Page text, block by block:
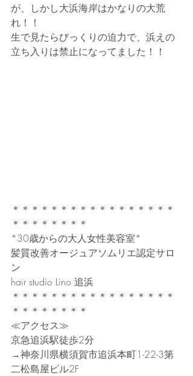
が、しかし大浜海岸はかなりの大荒
れ！！
生で見たらびっくりの迫力で、浜えの
立ち入りは禁止になってました！！
＊＊＊＊＊＊＊＊＊＊＊＊＊＊＊＊＊
＊＊＊＊＊＊＊＊
*30歳からの大人女性美容室*
髪質改善オージュアソムリエ認定サロ
ン
hair studio Lino 追浜
＊＊＊＊＊＊＊＊＊＊＊＊＊＊＊＊＊
＊＊＊＊＊＊＊＊
≪アクセス≫
京急追浜駅徒歩2分
→神奈川県横須賀市追浜本町1-22-3第
二松島屋ビル2F